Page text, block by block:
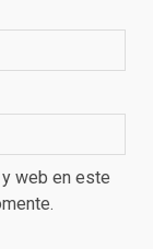
web en este